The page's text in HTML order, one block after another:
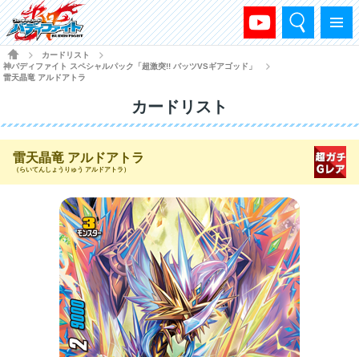
メニュー
検索
HOME
カードリスト
神バディファイト スペシャルパック「超激突!! バッツVSギアゴッド」
雷天晶竜 アルドアトラ
カードリスト
雷天晶竜 アルドアトラ
（らいてんしょうりゅう アルドアトラ）